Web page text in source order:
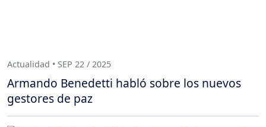
Actualidad • SEP 22 / 2025
Armando Benedetti habló sobre los nuevos
gestores de paz